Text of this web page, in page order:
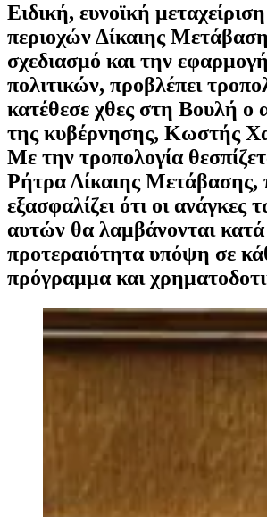
Ειδική, ευνοϊκή
περιοχών Δίκαιης
σχεδιασμό και την
πολιτικών, προβλέπει
κατέθεσε χθες στη Βουλή ο
της κυβέρνησης, Κωστής
Με την τροπολογία
Ρήτρα Δίκαιης Μετάβασης,
εξασφαλίζει ότι οι ανάγκες
αυτών θα λαμβάνονται κατά
προτεραιότητα υπόψη σε
πρόγραμμα και